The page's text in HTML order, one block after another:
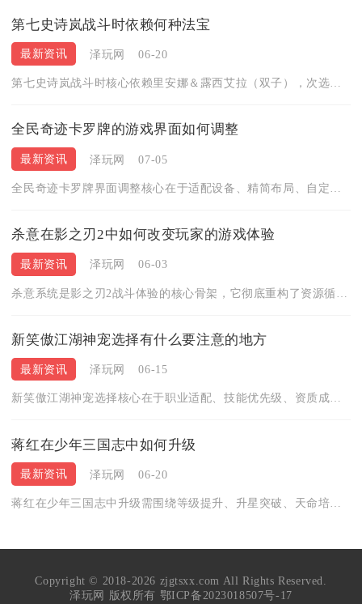
第七史诗岚战斗时依赖何种法宝
最新资讯 泽玩网 06-20
全民奇迹卡罗牌的游戏界面如何调整
最新资讯 泽玩网 07-05
杀意在影之刃2中如何改变玩家的游戏体验
最新资讯 泽玩网 06-03
新笑傲江湖神宠选择有什么要注意的地方
最新资讯 泽玩网 06-15
新笑傲江湖神宠选择核心在于职业适配、技能优先级、资质成长与场...
蒋红在少年三国志中如何升级
最新资讯 泽玩网 06-20
Copyright © 2018-2026 zjgtsxx.com All Rights Reserved.
泽玩网 版权所有 鄂ICP备2023018507号-17